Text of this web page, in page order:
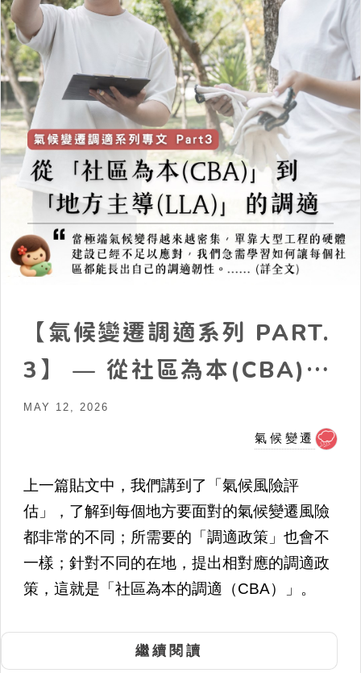
【氣候變遷調適系列 PART.
3】 — 從社區為本(CBA)到
地方主導(LLA)的調適
MAY 12, 2026
氣候變遷
上一篇貼文中，我們講到了「氣候風險評
估」，了解到每個地方要面對的氣候變遷風險
都非常的不同；所需要的「調適政策」也會不
一樣；針對不同的在地，提出相對應的調適政
策，這就是「社區為本的調適（CBA）」。
繼續閱讀